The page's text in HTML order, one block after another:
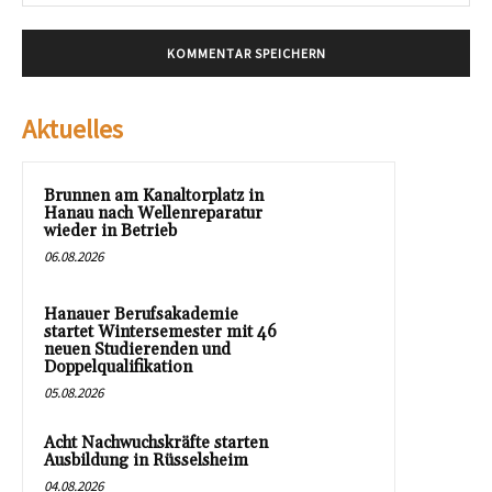
Aktuelles
Brunnen am Kanaltorplatz in
Hanau nach Wellenreparatur
wieder in Betrieb
06.08.2026
Hanauer Berufsakademie
startet Wintersemester mit 46
neuen Studierenden und
Doppelqualifikation
05.08.2026
Acht Nachwuchskräfte starten
Ausbildung in Rüsselsheim
04.08.2026